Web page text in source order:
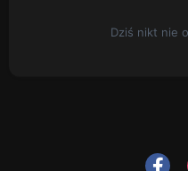
Dziś nikt nie